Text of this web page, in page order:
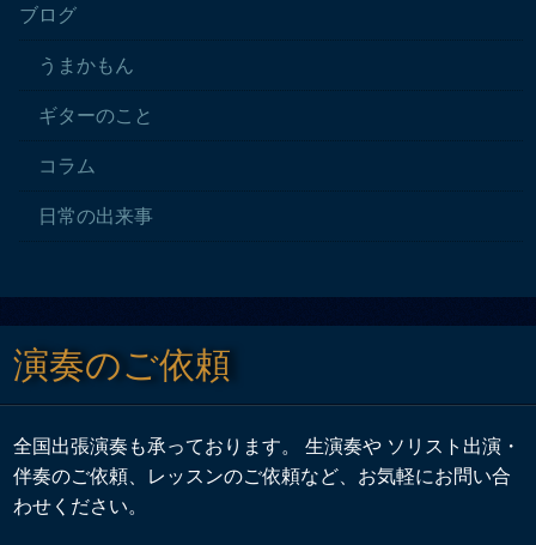
ブログ
うまかもん
ギターのこと
コラム
日常の出来事
演奏のご依頼
全国出張演奏も承っております。 生演奏や ソリスト出演・
伴奏のご依頼、レッスンのご依頼など、お気軽にお問い合
わせください。